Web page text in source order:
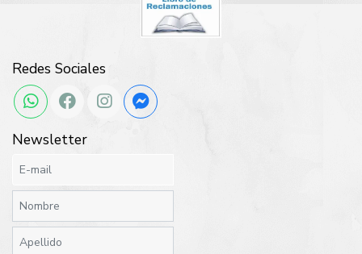
Redes Sociales
Newsletter